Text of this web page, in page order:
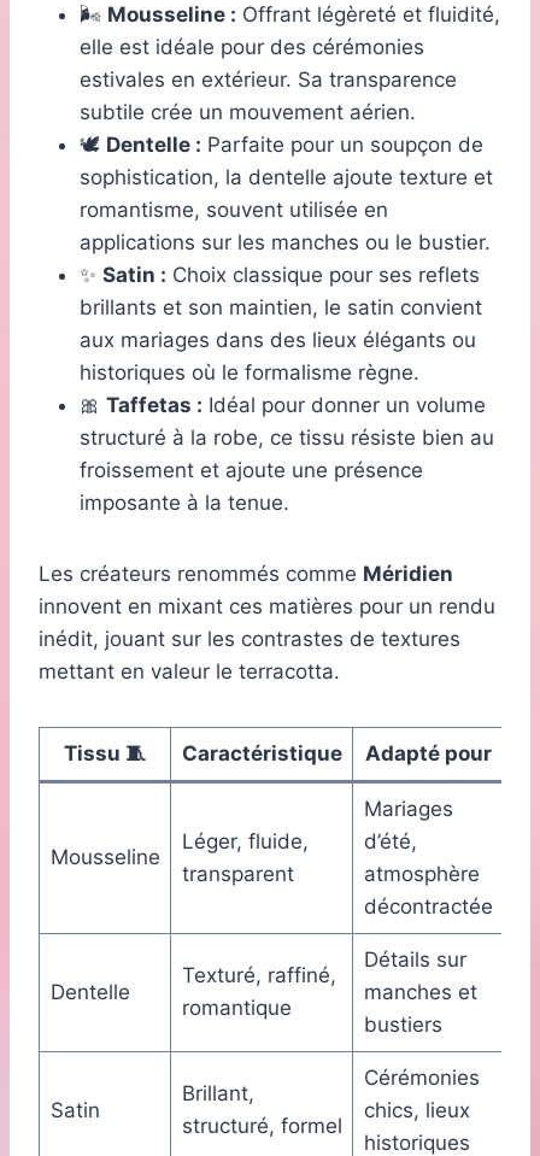
🌬️ Mousseline : Offrant légèreté et fluidité,
elle est idéale pour des cérémonies
estivales en extérieur. Sa transparence
subtile crée un mouvement aérien.
🕊️ Dentelle : Parfaite pour un soupçon de
sophistication, la dentelle ajoute texture et
romantisme, souvent utilisée en
applications sur les manches ou le bustier.
✨ Satin : Choix classique pour ses reflets
brillants et son maintien, le satin convient
aux mariages dans des lieux élégants ou
historiques où le formalisme règne.
🎀 Taffetas : Idéal pour donner un volume
structuré à la robe, ce tissu résiste bien au
froissement et ajoute une présence
imposante à la tenue.
Les créateurs renommés comme Méridien
innovent en mixant ces matières pour un rendu
inédit, jouant sur les contrastes de textures
mettant en valeur le terracotta.
Tissu 🧵 Caractéristique Adapté pour
Mousseline
Léger, fluide,
transparent
Mariages
d’été,
atmosphère
décontractée
Dentelle
Texturé, raffiné,
romantique
Détails sur
manches et
bustiers
Satin
Brillant,
structuré, formel
Cérémonies
chics, lieux
historiques